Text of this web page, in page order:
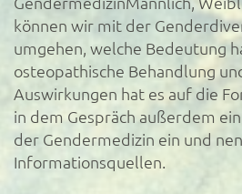
können wir mit der
umgehen, welche Bedeutung
osteopathische Behandlung
Auswirkungen hat es auf die
in dem Gespräch außerdem
der Gendermedizin ein und
Informationsquellen.